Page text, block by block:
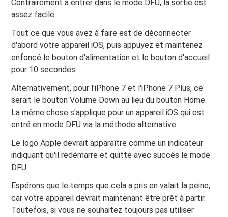
Contrairement à entrer dans le mode DFU, la sortie est
assez facile.
Tout ce que vous avez à faire est de déconnecter
d'abord votre appareil iOS, puis appuyez et maintenez
enfoncé le bouton d'alimentation et le bouton d'accueil
pour 10 secondes.
Alternativement, pour l'iPhone 7 et l'iPhone 7 Plus, ce
serait le bouton Volume Down au lieu du bouton Home.
La même chose s'applique pour un appareil iOS qui est
entré en mode DFU via la méthode alternative.
Le logo Apple devrait apparaître comme un indicateur
indiquant qu'il redémarre et quitte avec succès le mode
DFU.
Espérons que le temps que cela a pris en valait la peine,
car votre appareil devrait maintenant être prêt à partir.
Toutefois, si vous ne souhaitez toujours pas utiliser